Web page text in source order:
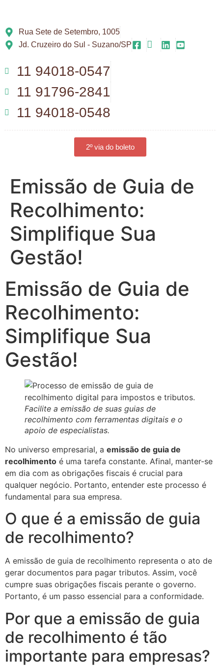
Rua Sete de Setembro, 1005
Jd. Cruzeiro do Sul - Suzano/SP
11 94018-0547
11 91796-2841
11 94018-0548
2º via do boleto
Emissão de Guia de
Recolhimento:
Simplifique Sua
Gestão!
Emissão de Guia de
Recolhimento:
Simplifique Sua
Gestão!
Facilite a emissão de suas guias de
recolhimento com ferramentas digitais e o
apoio de especialistas.
No universo empresarial, a emissão de guia de
recolhimento é uma tarefa constante. Afinal, manter-se
em dia com as obrigações fiscais é crucial para
qualquer negócio. Portanto, entender este processo é
fundamental para sua empresa.
O que é a emissão de guia
de recolhimento?
A emissão de guia de recolhimento representa o ato de
gerar documentos para pagar tributos. Assim, você
cumpre suas obrigações fiscais perante o governo.
Portanto, é um passo essencial para a conformidade.
Por que a emissão de guia
de recolhimento é tão
importante para empresas?